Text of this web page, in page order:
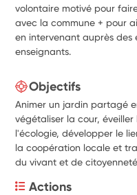
volontaire motivé pour
avec la commune + pour
en intervenant auprès des
enseignants.
Objectifs
Animer un jardin partagé
végétaliser la cour,
l'écologie, développer le
la coopération locale et
du vivant et de
Actions